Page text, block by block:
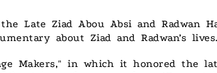
Late Ziad Abou Absi and Radwan
about Ziad and Radwan’s lives.
Makers," in which it honored the